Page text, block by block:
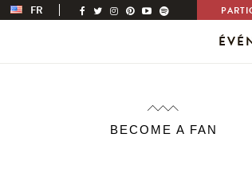
FR
BECOME A FAN